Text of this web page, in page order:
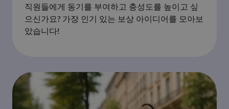
직원들에게 동기를 부여하고 충성도를 높이고 싶
으신가요? 가장 인기 있는 보상 아이디어를 모아보
았습니다!